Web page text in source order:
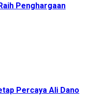
Penghargaan
Percaya Ali Dano